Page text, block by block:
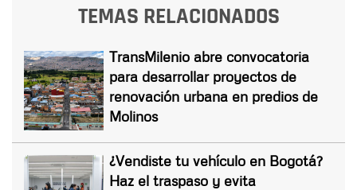
TEMAS RELACIONADOS
TransMilenio abre convocatoria
para desarrollar proyectos de
renovación urbana en predios de
Molinos
¿Vendiste tu vehículo en Bogotá?
Haz el traspaso y evita